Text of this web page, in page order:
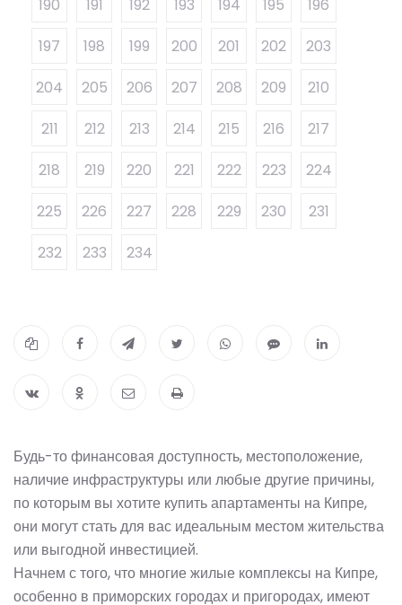
190
191 192 193 194 195
196
197
198 199 200 201 202
203
204
205 206 207 208 209
210
211
212 213 214 215 216
217
218
219 220 221 222 223
224
225
226 227 228 229 230
231
232
233 234
Будь-то финансовая доступность, местоположение,
наличие инфраструктуры или любые другие причины,
по которым вы хотите купить апартаменты на Кипре,
они могут стать для вас идеальным местом жительства
или выгодной инвестицией.
Начнем с того, что многие жилые комплексы на Кипре,
особенно в приморских городах и пригородах, имеют